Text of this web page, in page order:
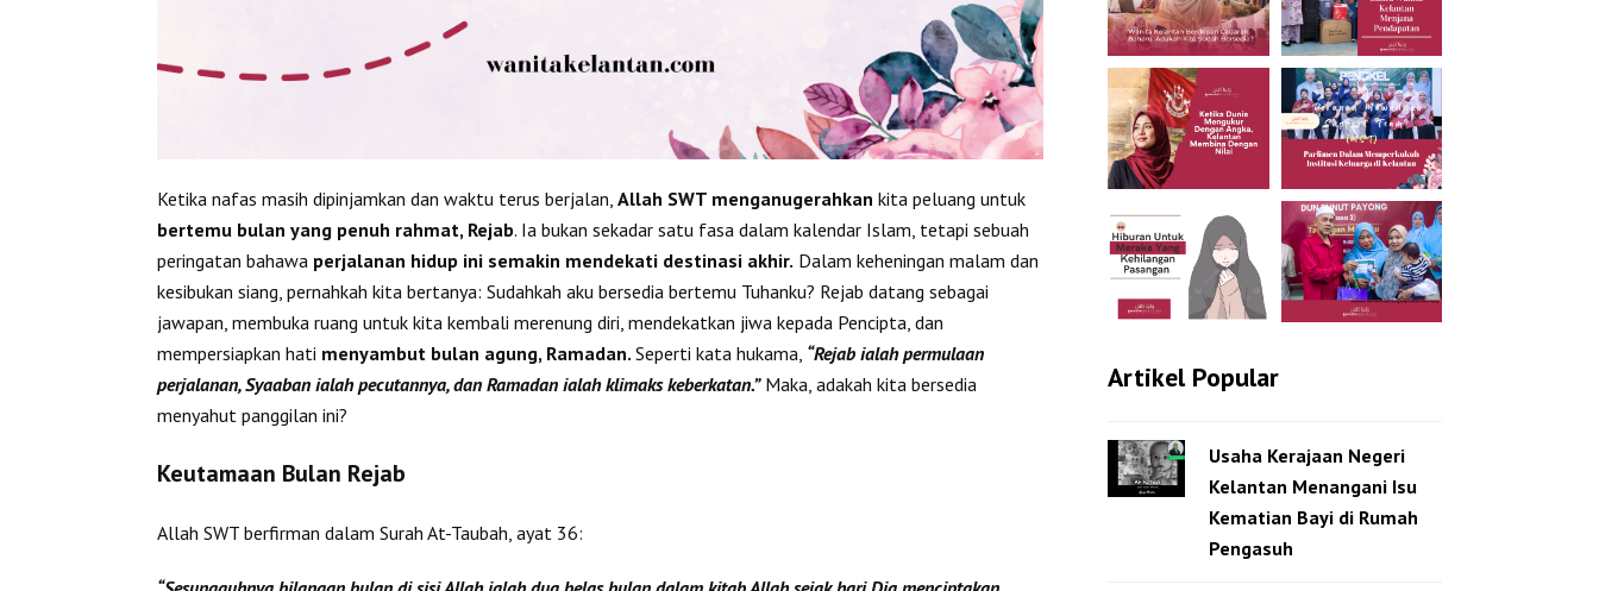
Ketika nafas masih dipinjamkan dan waktu terus berjalan, Allah SWT menganugerahkan kita peluang untuk
bertemu bulan yang penuh rahmat, Rejab. Ia bukan sekadar satu fasa dalam kalendar Islam, tetapi sebuah
peringatan bahawa perjalanan hidup ini semakin mendekati destinasi akhir. Dalam keheningan malam dan
kesibukan siang, pernahkah kita bertanya: Sudahkah aku bersedia bertemu Tuhanku? Rejab datang sebagai
jawapan, membuka ruang untuk kita kembali merenung diri, mendekatkan jiwa kepada Pencipta, dan
mempersiapkan hati menyambut bulan agung, Ramadan. Seperti kata hukama, “Rejab ialah permulaan
perjalanan, Syaaban ialah pecutannya, dan Ramadan ialah klimaks keberkatan.”Maka, adakah kita bersedia
menyahut panggilan ini?
Keutamaan Bulan Rejab
Allah SWT berfirman dalam Surah At-Taubah, ayat 36:
Artikel Popular
Usaha Kerajaan Negeri
Kelantan Menangani Isu
Kematian Bayi di Rumah
Pengasuh